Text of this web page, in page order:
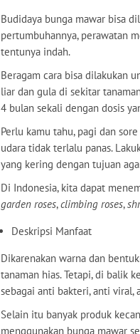
Budidaya bunga mawar bisa
pertumbuhannya, perawatan
tentunya indah.
Beragam cara bisa dilakukan
liar dan gula di sekitar
4 bulan sekali dengan dosis
Perlu kamu tahu, pagi dan
udara tidak terlalu panas.
yang kering dengan tujuan
Di Indonesia, kita dapat
garden roses,climbing roses,
Deskripsi Manfaat
Dikarenakan warna dan
tanaman hias. Tetapi, di balik
sebagai anti bakteri, anti viral,
Selain itu banyak produk
menggunakan bunga mawar